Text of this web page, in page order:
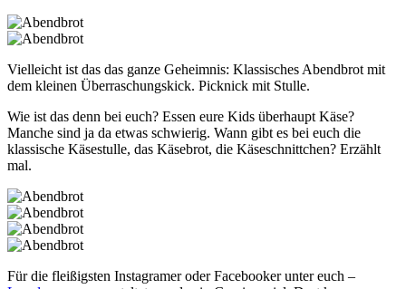
Vielleicht ist das das ganze Geheimnis: Klassisches Abendbrot mit
dem kleinen Überraschungskick. Picknick mit Stulle.
Wie ist das denn bei euch? Essen eure Kids überhaupt Käse?
Manche sind ja da etwas schwierig. Wann gibt es bei euch die
klassische Käsestulle, das Käsebrot, die Käseschnittchen? Erzählt
mal.
Für die fleißigsten Instagramer oder Facebooker unter euch –